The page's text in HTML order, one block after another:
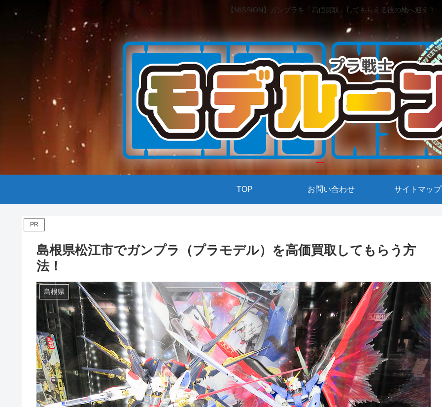
【MISSION】ガンプラを「高価買取」してもらえる彼の地へ迎え！
TOP お問い合わせ サイトマップ
PR
島根県松江市でガンプラ（プラモデル）を高価買取してもらう方
法！
島根県